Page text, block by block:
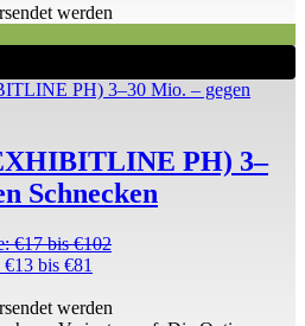
werden
PH) 3–
Schnecken
€17 bis €102
€13 bis €81
werden